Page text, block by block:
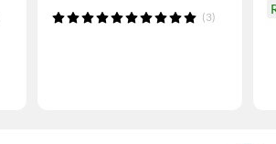
(3)